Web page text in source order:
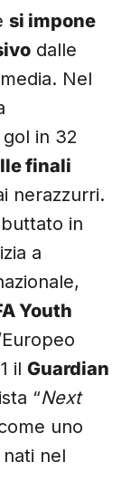
si impone
dalle
Nel
in 32
finali
nerazzurri.
in
a
Youth
il Guardian
“Next
uno
nel